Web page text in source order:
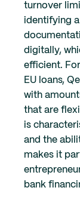
turnover
identifying
digitally,
efficient.
EU loans,
with
that are
is
and the
makes it
bank